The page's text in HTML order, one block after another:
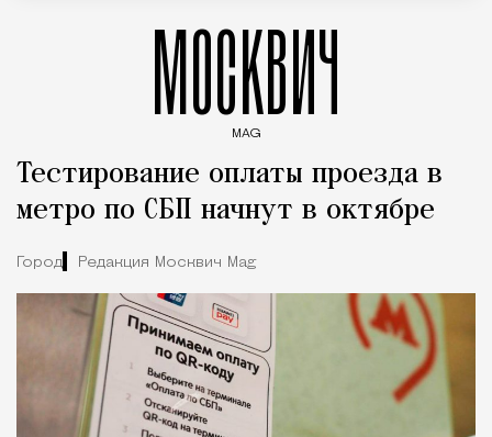
МОСКВИЧ
MAG
Тестирование оплаты проезда в
метро по СБП начнут в октябре
Город Редакция Москвич Mag